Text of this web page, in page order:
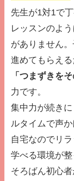
先生が1対1で
レッスンのよ
がありません
進めてもらえる
「つまずきを
力です。
集中力が続き
ルタイムで声
自宅なのでリ
学べる環境が整
そろばん初心